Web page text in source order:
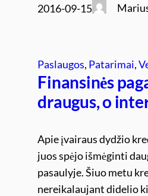
2016-09-15
Paslaugos, Patarimai,
Finansinės
draugus, o
Apie įvairaus dydžio
juos spėjo išmėginti
pasaulyje. Šiuo metu
nereikalaujant didelio